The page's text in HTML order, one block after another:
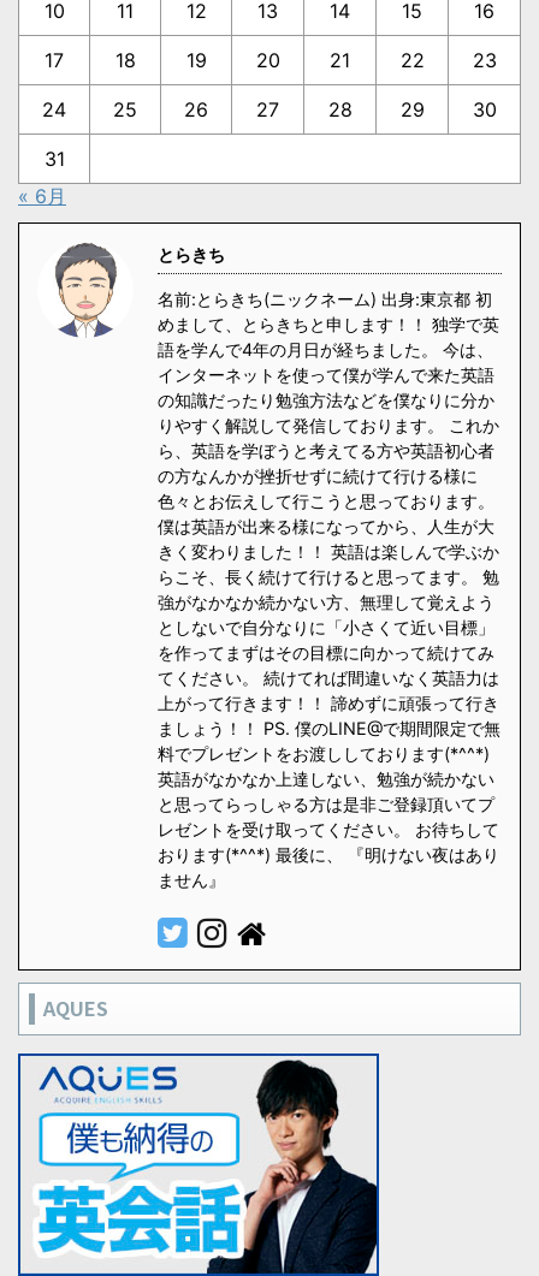
10 11 12 13 14 15 16
17 18 19 20 21 22 23
24 25 26 27 28 29 30
31
« 6月
とらきち
名前:とらきち(ニックネーム) 出身:東京都 初
めまして、とらきちと申します！！ 独学で英
語を学んで4年の月日が経ちました。 今は、
インターネットを使って僕が学んで来た英語
の知識だったり勉強方法などを僕なりに分か
りやすく解説して発信しております。 これか
ら、英語を学ぼうと考えてる方や英語初心者
の方なんかが挫折せずに続けて行ける様に
色々とお伝えして行こうと思っております。
僕は英語が出来る様になってから、人生が大
きく変わりました！！ 英語は楽しんで学ぶか
らこそ、長く続けて行けると思ってます。 勉
強がなかなか続かない方、無理して覚えよう
としないで自分なりに「小さくて近い目標」
を作ってまずはその目標に向かって続けてみ
てください。 続けてれば間違いなく英語力は
上がって行きます！！ 諦めずに頑張って行き
ましょう！！ PS. 僕のLINE@で期間限定で無
料でプレゼントをお渡ししております(*^^*)
英語がなかなか上達しない、勉強が続かない
と思ってらっしゃる方は是非ご登録頂いてプ
レゼントを受け取ってください。 お待ちして
おります(*^^*) 最後に、 『明けない夜はあり
ません』
AQUES